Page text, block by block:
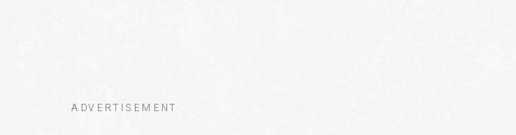
ADVERTISEMENT